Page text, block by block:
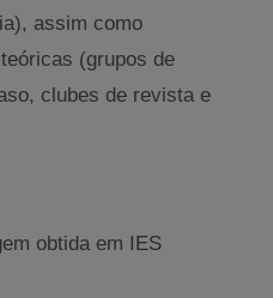
assim como
(grupos de
clubes de revista e
obtida em IES